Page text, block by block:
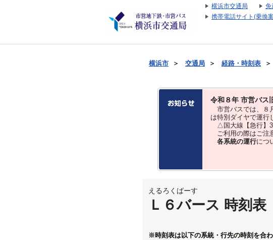
横浜市交通局 免
携帯電話サイト(乗換
横浜市 ＞ 交通局 ＞ 経路・時刻表 ＞
令和８年 市営バス
市営バスでは、８
は特別ダイヤで運⾏
△国大線【急行】
ご利用の際はご注
各系統の運行につ
えるろくばーす
Ｌ６バース 時刻表
※時刻表は以下の系統・行先の時刻を合